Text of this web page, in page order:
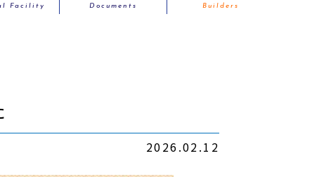
Facility Documents Builders
2026.02.12